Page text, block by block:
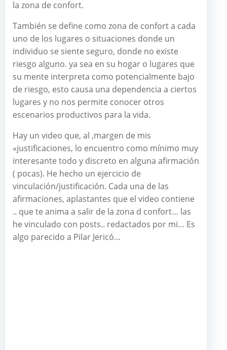
la zona de confort.
También se define como zona de confort a cada
uno de los lugares o situaciones donde un
individuo se siente seguro, donde no existe
riesgo alguno. ya sea en su hogar o lugares que
su mente interpreta como potencialmente bajo
de riesgo, esto causa una dependencia a ciertos
lugares y no nos permite conocer otros
escenarios productivos para la vida.
Hay un video que, al ,margen de mis
«justificaciones, lo encuentro como mínimo muy
interesante todo y discreto en alguna afirmación
( pocas). He hecho un ejercicio de
vinculación/justificación. Cada una de las
afirmaciones, aplastantes que el video contiene
.. que te anima a salir de la zona d confort… las
he vinculado con posts.. redactados por mi… Es
algo parecido a Pilar Jericó…